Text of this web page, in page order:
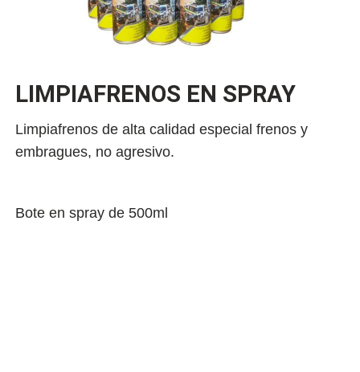
LIMPIAFRENOS EN SPRAY
Limpiafrenos de alta calidad especial frenos y
embragues, no agresivo.
Bote en spray de 500ml